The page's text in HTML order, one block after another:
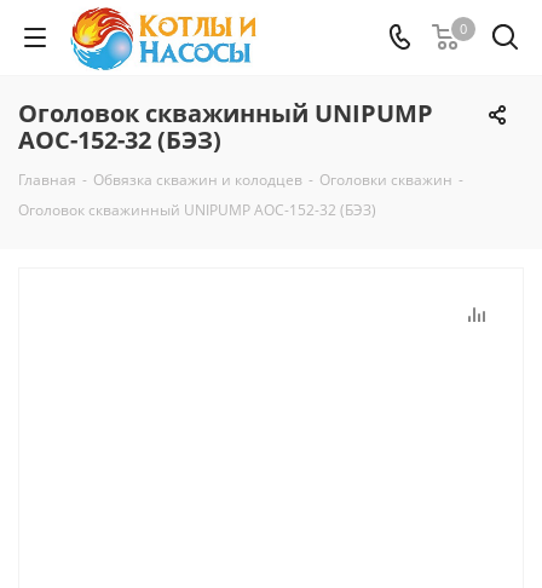
0
Оголовок скважинный UNIPUMP
АОС-152-32 (БЭЗ)
Главная - Обвязка скважин и колодцев - Оголовки скважин -
Оголовок скважинный UNIPUMP АОС-152-32 (БЭЗ)